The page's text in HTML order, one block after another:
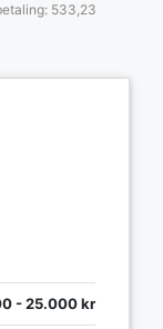
533,23
- 25.000 kr